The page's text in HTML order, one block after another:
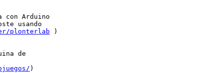
Arduino
usando
plonterlab )
de
)